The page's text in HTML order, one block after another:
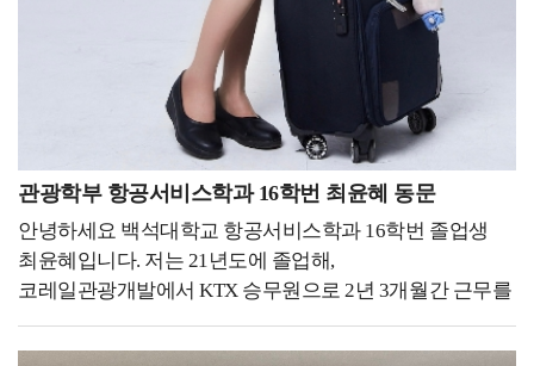
회사입니다. 항공사에서 가장 힘든 게 무엇이냐고
물어본다면 시니어리티 가 강한 사내 문화라고
생각하는데요. 일단 저희 회사는 시니어리티가 굉장히
없는 편입니다. 자유로운 분위기 속에서 신입들도 궁금한
게 있으면 확실히 물어보고, 개인 의견을 주장할 수
있습니다. 그리고 스테이 가서도 다 같이 이동하지 않고
개인 시간도 자유롭게 가질 수 있어서 이런 문화는 굉장히
좋은 것 같습니다. 하지만, 아무래도 장거리 노선이
위주이기 때문에 시차 적응과 같은 부분은 어렵다고
생각합니다. 백녹담 : 이와 같은 직장에 다니기 위해서 어떤
관광학부 항공서비스학과 16학번 최윤혜 동문
안녕하세요 백석대학교 항공서비스학과 16학번 졸업생
최윤혜입니다. 저는 21년도에 졸업해,
코레일관광개발에서 KTX 승무원으로 2년 3개월간 근무를
교육을 받고있습니다. 저는 대학생 때 항상 도전 하는